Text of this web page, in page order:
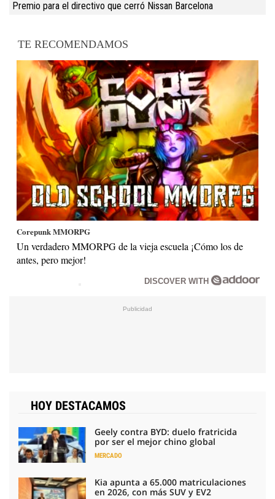
Premio para el directivo que cerró Nissan Barcelona
TE RECOMENDAMOS
Corepunk MMORPG
Un verdadero MMORPG de la vieja escuela ¡Cómo los de
antes, pero mejor!
DISCOVER WITH
HOY DESTACAMOS
Geely contra BYD: duelo fratricida
por ser el mejor chino global
MERCADO
Kia apunta a 65.000 matriculaciones
en 2026, con más SUV y EV2